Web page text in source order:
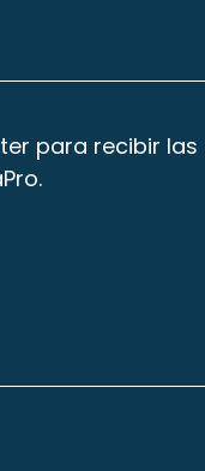
para recibir las